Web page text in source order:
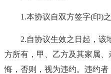
1.本协议自双方签字(印)
2.自协议生效之日起，该
方所有，甲、乙方及其家属
悔，否则，视为违约。违约